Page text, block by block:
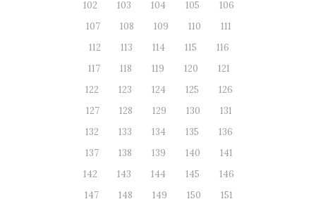
102
103 104 105
106
107
108 109 110
111
112
113 114 115
116
117
118 119 120
121
122
123 124 125
126
127
128 129 130
131
132
133 134 135
136
137
138 139 140
141
142
143 144 145
146
147
148 149 150
151